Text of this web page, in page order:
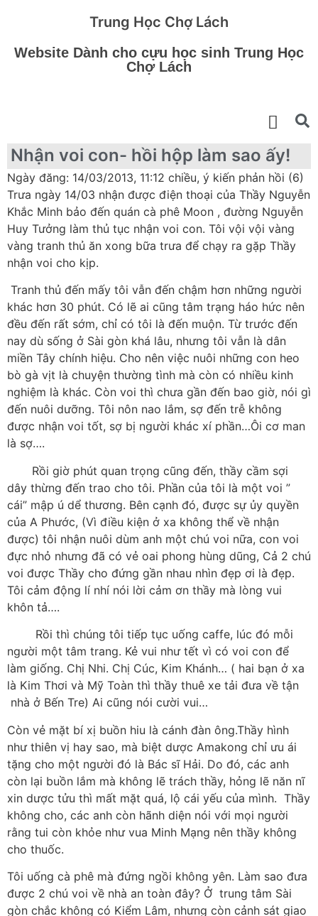
Trung Học Chợ Lách
Website Dành cho cựu học sinh Trung Học
Chợ Lách
Nhận voi con- hồi hộp làm sao ấy!
Ngày đăng: 14/03/2013, 11:12 chiều, ý kiến phản hồi (6)
Trưa ngày 14/03 nhận được điện thoại của Thầy Nguyễn
Khắc Minh bảo đến quán cà phê Moon , đường Nguyễn
Huy Tưởng làm thủ tục nhận voi con. Tôi vội vội vàng
vàng tranh thủ ăn xong bữa trưa để chạy ra gặp Thầy
nhận voi cho kịp.
Tranh thủ đến mấy tôi vẫn đến chậm hơn những người
khác hơn 30 phút. Có lẽ ai cũng tâm trạng háo hức nên
đều đến rất sớm, chỉ có tôi là đến muộn. Từ trước đến
nay dù sống ở Sài gòn khá lâu, nhưng tôi vẫn là dân
miền Tây chính hiệu. Cho nên việc nuôi những con heo
bò gà vịt là chuyện thường tình mà còn có nhiều kinh
nghiệm là khác. Còn voi thì chưa gần đến bao giờ, nói gì
đến nuôi dưỡng. Tôi nôn nao lắm, sợ đến trễ không
được nhận voi tốt, sợ bị người khác xí phần…Ôi cơ man
là sợ….
Rồi giờ phút quan trọng cũng đến, thầy cầm sợi
dây thừng đến trao cho tôi. Phần của tôi là một voi ”
cái” mập ú dể thương. Bên cạnh đó, được sự ủy quyền
của A Phước, (Vì điều kiện ở xa không thể về nhận
được) tôi nhận nuôi dùm anh một chú voi nữa, con voi
đực nhỏ nhưng đã có vẻ oai phong hùng dũng, Cả 2 chú
voi được Thầy cho đứng gần nhau nhìn đẹp ơi là đẹp.
Tôi cảm động lí nhí nói lời cảm ơn thầy mà lòng vui
khôn tả….
Rồi thì chúng tôi tiếp tục uống caffe, lúc đó mỗi
người một tâm trang. Kẻ vui như tết vì có voi con để
làm giống. Chị Nhi. Chị Cúc, Kim Khánh… ( hai bạn ở xa
là Kim Thơi và Mỹ Toàn thì thầy thuê xe tải đưa về tận
nhà ở Bến Tre) Ai cũng nói cười vui…
Còn vẻ mặt bí xị buồn hiu là cánh đàn ông.Thầy hình
như thiên vị hay sao, mà biệt dược Amakong chỉ ưu ái
tặng cho một người đó là Bác sĩ Hải. Do đó, các anh
còn lại buồn lắm mà không lẽ trách thầy, hỏng lẽ năn nĩ
xin dược tửu thì mất mặt quá, lộ cái yếu của mình. Thầy
không cho, các anh còn hãnh diện nói với mọi người
rằng tui còn khỏe như vua Minh Mạng nên thầy không
cho thuốc.
Tôi uống cà phê mà đứng ngồi không yên. Làm sao đưa
được 2 chú voi về nhà an toàn đây? Ở trung tâm Sài
gòn chắc không có Kiểm Lâm, nhưng còn cảnh sát giao